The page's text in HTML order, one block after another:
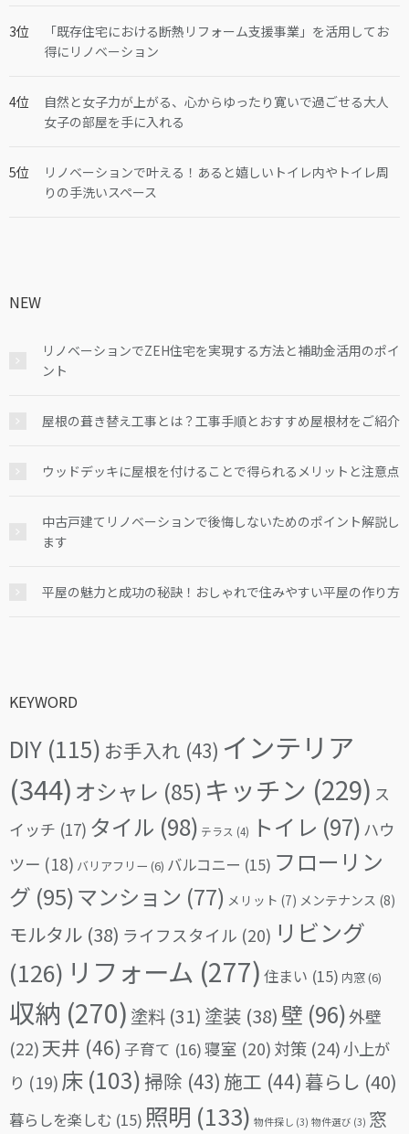
「既存住宅における断熱リフォーム支援事業」を活用してお
得にリノベーション
自然と女子力が上がる、心からゆったり寛いで過ごせる大人
女子の部屋を手に入れる
リノベーションで叶える！あると嬉しいトイレ内やトイレ周
りの手洗いスペース
NEW
リノベーションでZEH住宅を実現する方法と補助金活用のポイ
ント
屋根の葺き替え工事とは？工事手順とおすすめ屋根材をご紹介
ウッドデッキに屋根を付けることで得られるメリットと注意点
中古戸建てリノベーションで後悔しないためのポイント解説し
ます
平屋の魅力と成功の秘訣！おしゃれで住みやすい平屋の作り方
KEYWORD
DIY (115) お手入れ (43) インテリア
(344) オシャレ (85) キッチン (229) ス
イッチ (17) タイル (98) テラス (4) トイレ (97) ハウ
ツー (18) バリアフリー (6) バルコニー (15) フローリン
グ (95)マンション (77) メリット (7) メンテナンス (8)
モルタル (38) ライフスタイル (20) リビング
(126) リフォーム (277) 住まい (15) 内窓(6)
収納 (270) 塗料 (31) 塗装 (38) 壁 (96)外壁
(22)天井 (46) 子育て (16)寝室 (20) 対策 (24)小上が
り (19) 床 (103)掃除 (43) 施工 (44) 暮らし (40)
暮らしを楽しむ (15) 照明 (133) 物件探し (3) 物件選び (3) 窓